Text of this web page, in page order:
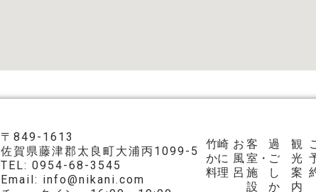
〒849-1613
佐賀県藤津郡太良町大浦丙1099-5
TEL: 0954-68-3545
Email: info@nikani.com
竹崎
かに
料理
お
風
呂
客
室・
施
設
過
ご
し
か
観
光
案
内